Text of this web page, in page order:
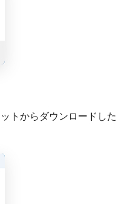
トからダウンロードし